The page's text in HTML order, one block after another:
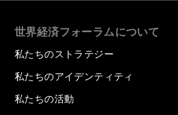
世界経済フォーラムについて
私たちのストラテジー
私たちのアイデンティティ
私たちの活動